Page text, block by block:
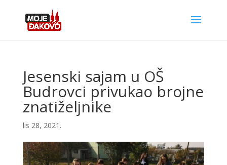
Jesenski sajam u OŠ
Budrovci privukao brojne
znatiželjnike
lis 28, 2021.